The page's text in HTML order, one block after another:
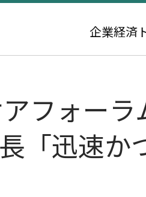
企業経済
フォー
「迅速か